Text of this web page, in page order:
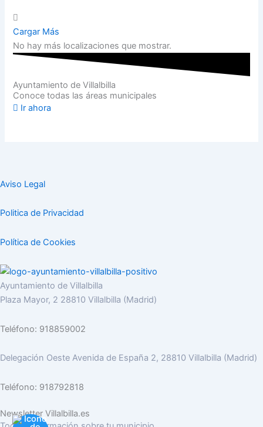
Cargar Más
No hay más localizaciones que mostrar.
Ayuntamiento de Villalbilla
Conoce todas las áreas municipales
Ir ahora
Aviso Legal
Politica de Privacidad
Política de Cookies
Ayuntamiento de Villalbilla
Plaza Mayor, 2 28810 Villalbilla (Madrid)
Teléfono: 918859002
Delegación Oeste Avenida de España 2, 28810 Villalbilla (Madrid)
Teléfono: 918792818
Newsletter Villalbilla.es